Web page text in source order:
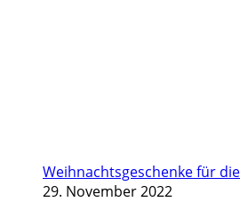
Weihnachtsgeschenke für
29. November 2022